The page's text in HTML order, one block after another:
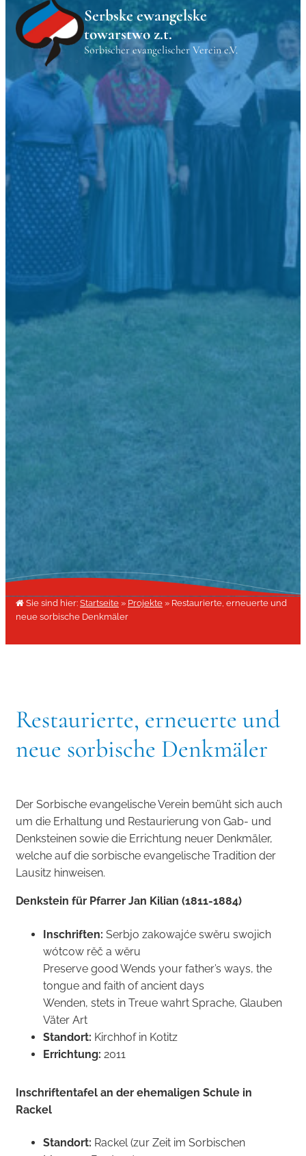
Serbske ewangelske
towarstwo z.t.
Sorbischer evangelischer Verein e.V.
Sie sind hier: Startseite » Projekte » Restaurierte, erneuerte und
neue sorbische Denkmäler
Restaurierte, erneuerte und
neue sorbische Denkmäler
Der Sorbische evangelische Verein bemüht sich auch
um die Erhaltung und Restaurierung von Gab- und
Denksteinen sowie die Errichtung neuer Denkmäler,
welche auf die sorbische evangelische Tradition der
Lausitz hinweisen.
Denkstein für Pfarrer Jan Kilian (1811-1884)
Inschriften: Serbjo zakowajće swĕru swojich
wótcow rĕč a wĕru
Preserve good Wends your father’s ways, the
tongue and faith of ancient days
Wenden, stets in Treue wahrt Sprache, Glauben
Väter Art
Standort: Kirchhof in Kotitz
Errichtung: 2011
Inschriftentafel an der ehemaligen Schule in
Rackel
Standort: Rackel (zur Zeit im Sorbischen